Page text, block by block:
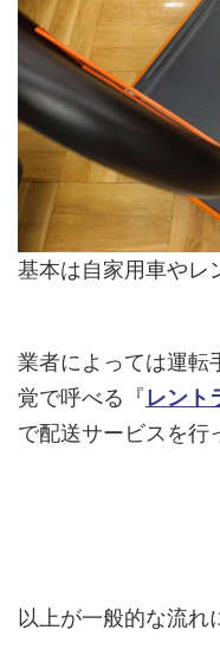
基本は自家用車やレ
業者によっては運転
覚で呼べる『レント
で配送サービスを行
以上が一般的な流れ